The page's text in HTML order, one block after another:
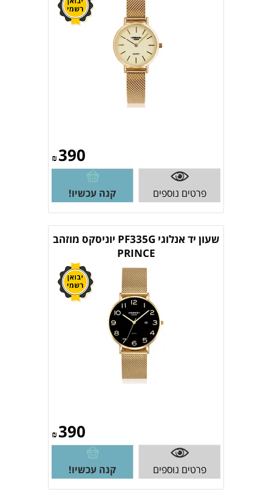
₪390
פרטים נוספים קנה עכשיו!
שעון יד אנלוגי PF335G יוניסקס מוזהב
PRINCE
₪390
פרטים נוספים קנה עכשיו!